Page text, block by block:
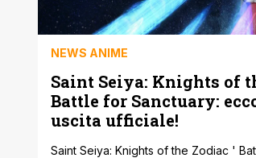
NEWS ANIME
Saint Seiya: Knights of
Battle for Sanctuary:
uscita ufficiale!
Saint Seiya: Knights of the Zodiac '